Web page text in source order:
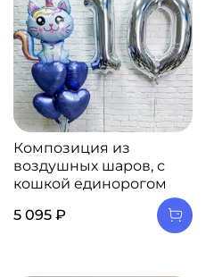
Композиция из
воздушных шаров, с
кошкой единорогом
5 095 ₽